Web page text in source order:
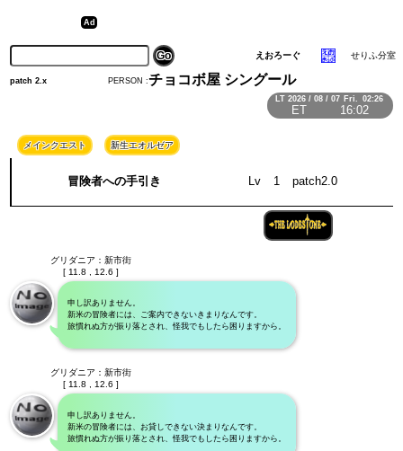
LT 2026 / 08 / 07 Fri. 02:26
ET 16:02
えおろーぐ せりふ分室
PERSON :チョコボ屋 シングール
patch 2.x
メインクエスト 新生エオルゼア
冒険者への手引き Lv 1 patch2.0
グリダニア：新市街
[ 11.8 , 12.6 ]
申し訳ありません。
新米の冒険者には、ご案内できないきまりなんです。
旅慣れぬ方が振り落とされ、怪我でもしたら困りますから。
グリダニア：新市街
[ 11.8 , 12.6 ]
申し訳ありません。
新米の冒険者には、お貸しできない決まりなんです。
旅慣れぬ方が振り落とされ、怪我でもしたら困りますから。